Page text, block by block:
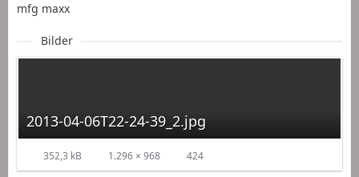
mfg maxx
Bilder
2013-04-06T22-24-39_2.jpg
352,3 kB 1.296 × 968 424